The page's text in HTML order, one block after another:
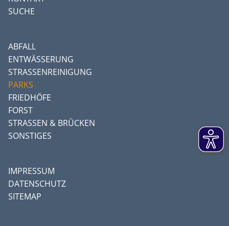
SUCHE
ABFALL
ENTWÄSSERUNG
STRASSENREINIGUNG
PARKS
FRIEDHÖFE
FORST
STRASSEN & BRÜCKEN
SONSTIGES
IMPRESSUM
DATENSCHUTZ
SITEMAP